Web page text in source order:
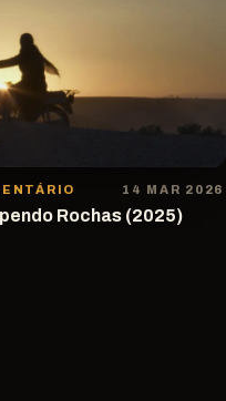
14 MAR 2026
Rochas (2025)